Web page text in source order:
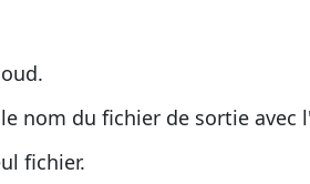
nom du fichier de sortie avec
fichier.